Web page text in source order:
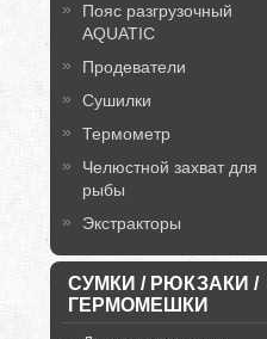
Пояс разгрузочный
AQUATIC
Продеватели
Сушилки
Термометр
Челюстной захват для
рыбы
Экстракторы
СУМКИ / РЮКЗАКИ /
ГЕРМОМЕШКИ